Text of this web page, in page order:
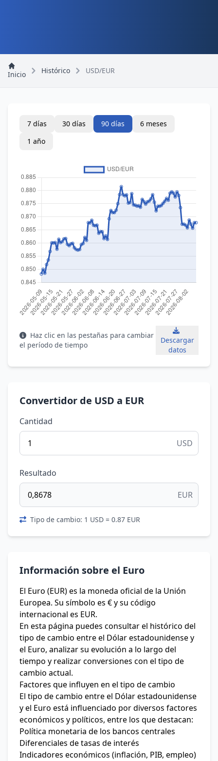
Inicio Histórico USD/EUR
7 días 30 días 90 días
6 meses
1 año
Haz clic en las pestañas para cambiar
el período de tiempo
Descargar
datos
Convertidor de USD a EUR
Cantidad
USD
Resultado
EUR
Tipo de cambio: 1 USD = 0.87 EUR
Información sobre el Euro
El Euro (EUR) es la moneda oficial de la Unión
Europea. Su símbolo es € y su código
internacional es EUR.
En esta página puedes consultar el histórico del
tipo de cambio entre el Dólar estadounidense y
el Euro, analizar su evolución a lo largo del
tiempo y realizar conversiones con el tipo de
cambio actual.
Factores que influyen en el tipo de cambio
El tipo de cambio entre el Dólar estadounidense
y el Euro está influenciado por diversos factores
económicos y políticos, entre los que destacan:
Política monetaria de los bancos centrales
Diferenciales de tasas de interés
Indicadores económicos (inflación, PIB, empleo)